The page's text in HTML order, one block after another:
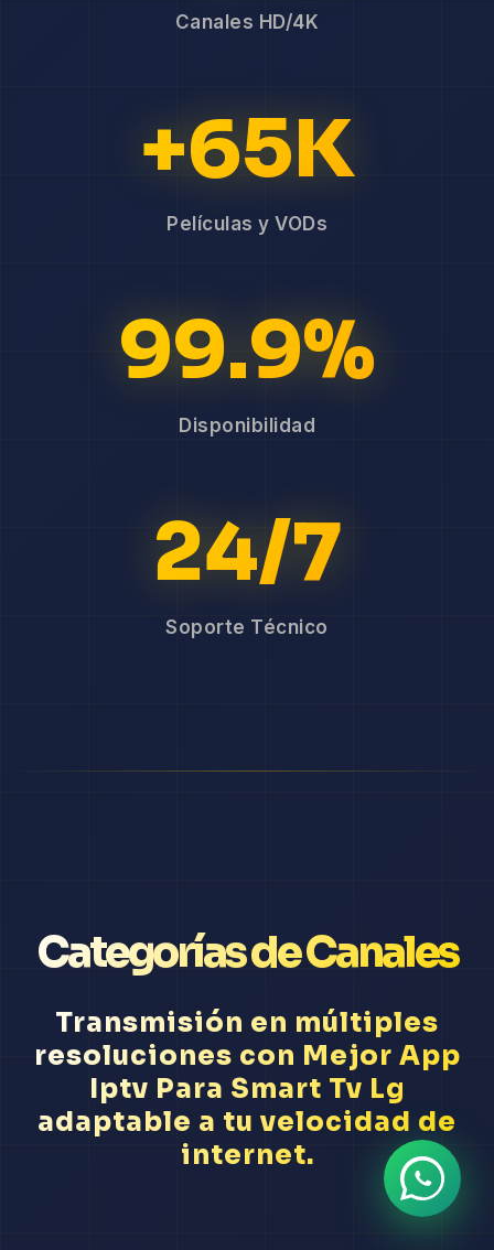
Canales HD/4K
+65K
Películas y VODs
99.9%
Disponibilidad
24/7
Soporte Técnico
Categorías de Canales
Transmisión en múltiples
resoluciones con Mejor App
Iptv Para Smart Tv Lg
adaptable a tu velocidad de
internet.